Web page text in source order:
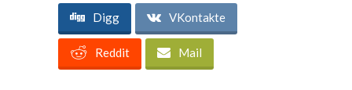
Digg VKontakte
Reddit Mail